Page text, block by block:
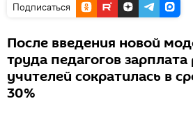
Подписаться
После введения новой
труда педагогов
учителей сократилась в
30%